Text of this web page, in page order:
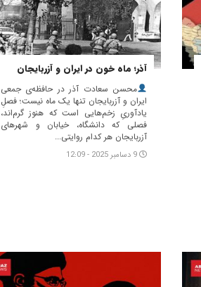
آذر؛ ماه خون در ایران و آزربایجان
محسن سعادت آذر در حافظه‌ی جمعی
ایران و آزربایجان تنها یک ماه نیست؛ فصلِ
یادآوریِ زخم‌هایی است که هنوز گرم‌اند،
فصلی که دانشگاه، خیابان و شهرهای
آزربایجان هر کدام روایتی...
9 دسامبر 2025 - 12:09